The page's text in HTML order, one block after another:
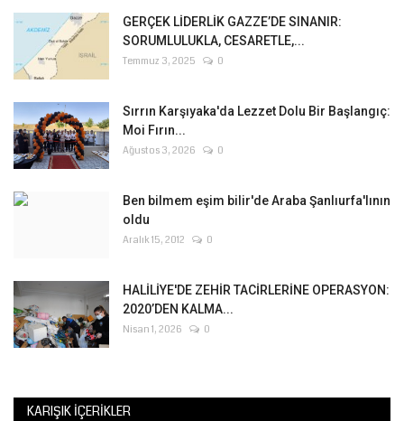
GERÇEK LİDERLİK GAZZE’DE SINANIR:
SORUMLULUKLA, CESARETLE,...
Temmuz 3, 2025 0
Sırrın Karşıyaka'da Lezzet Dolu Bir Başlangıç:
Moi Fırın...
Ağustos 3, 2026 0
Ben bilmem eşim bilir'de Araba Şanlıurfa'lının
oldu
Aralık 15, 2012 0
HALİLİYE'DE ZEHİR TACİRLERİNE OPERASYON:
2020’DEN KALMA...
Nisan 1, 2026 0
KARIŞIK İÇERIKLER